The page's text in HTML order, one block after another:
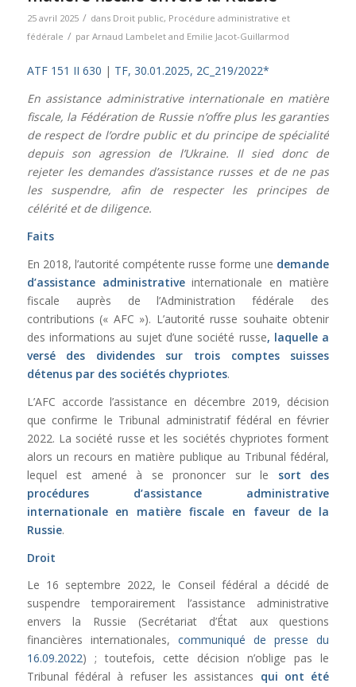
25 avril 2025 / dans Droit public, Procédure administrative et
fédérale / par Arnaud Lambeletand Emilie Jacot-Guillarmod
ATF 151 II 630 | TF, 30.01.2025, 2C_219/2022*
En assistance administrative internationale en matière
fiscale, la Fédération de Russie n’offre plus les garanties
de respect de l’ordre public et du principe de spécialité
depuis son agression de l’Ukraine. Il sied donc de
rejeter les demandes d’assistance russes et de ne pas
les suspendre, afin de respecter les principes de
célérité et de diligence.
Faits
En 2018, l’autorité compétente russe forme une demande
d’assistance administrativeinternationale en matière
fiscale auprès de l’Administration fédérale des
contributions (« AFC »). L’autorité russe souhaite obtenir
des informations au sujet d’une société russe, laquelle a
versé des dividendes sur trois comptes suisses
détenus par des sociétés chypriotes.
L’AFC accorde l’assistance en décembre 2019, décision
que confirme le Tribunal administratif fédéral en février
2022. La société russe et les sociétés chypriotes forment
alors un recours en matière publique au Tribunal fédéral,
lequel est amené à se prononcer sur le sort des
procédures d’assistance administrative
internationale en matière fiscale en faveur de la
Russie.
Droit
Le 16 septembre 2022, le Conseil fédéral a décidé de
suspendre temporairement l’assistance administrative
envers la Russie (Secrétariat d’État aux questions
financières internationales, communiqué de presse du
16.09.2022) ; toutefois, cette décision n’oblige pas le
Tribunal fédéral à refuser les assistances qui ont été